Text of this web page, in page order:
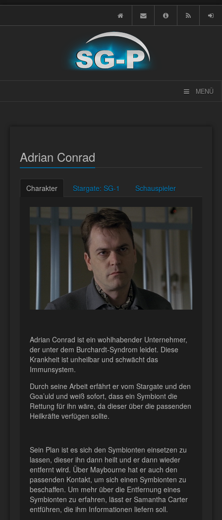
MENÜ
Adrian Conrad
Charakter Stargate: SG-1 Schauspieler
Adrian Conrad ist ein wohlhabender Unternehmer,
der unter dem Burchardt-Syndrom leidet. Diese
Krankheit ist unheilbar und schwächt das
Immunsystem.
Durch seine Arbeit erfährt er vom Stargate und den
Goa’uld und weiß sofort, dass ein Symbiont die
Rettung für ihn wäre, da dieser über die passenden
Heilkräfte verfügen sollte.
Sein Plan ist es sich den Symbionten einsetzen zu
lassen, dieser ihn dann heilt und er dann wieder
entfernt wird. Über Maybourne hat er auch den
passenden Kontakt, um sich einen Symbionten zu
beschaffen. Um mehr über die Entfernung eines
Symbionten zu erfahren, lässt er Samantha Carter
entführen, die ihm Informationen liefern soll.